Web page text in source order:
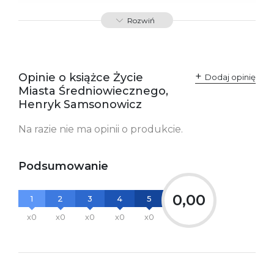
SKU: E200931
Polska
kontakt@wydajenamsie.pl
+48 61 623 38 38
informacje dotyczące
Rozwiń
Opinie o książce Życie
Miasta Średniowiecznego,
Henryk Samsonowicz
Dodaj opinię
Na razie nie ma opinii o produkcie.
Podsumowanie
1
x0
2
x0
3
x0
4
x0
5
x0
0,00